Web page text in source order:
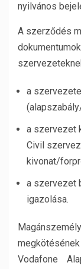
nyilvános
A szerződés
a
a szervezet
Civil
kivonat/
a szervezet
igazolása.
Vodafone